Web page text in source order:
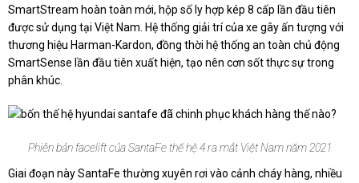
SmartStream hoàn toàn mới, hộp số ly hợp kép 8 cấp lần đầu tiên
được sử dụng tại Việt Nam. Hệ thống giải trí của xe gây ấn tượng với
thương hiệu Harman-Kardon, đồng thời hệ thống an toàn chủ động
SmartSense lần đầu tiên xuất hiện, tạo nên cơn sốt thực sự trong
phân khúc.
Phiên bản facelift của SantaFe thế hệ 4 ra mắt Việt Nam năm 2021
Giai đoạn này SantaFe thường xuyên rơi vào cảnh cháy hàng, nhiều